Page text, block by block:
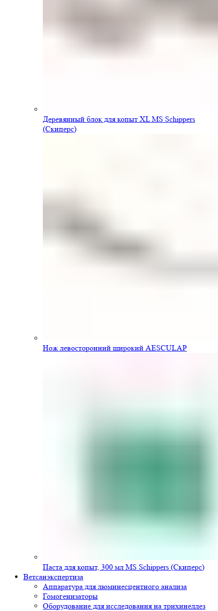
Деревянный блок для копыт XL MS Schippers
(Скиперс)
Нож левосторонний широкий AESCULAP
Паста для копыт, 300 мл MS Schippers (Скиперс)
Ветсанэкспертиза
Аппаратура для люминесцентного анализа
Гомогенизаторы
Оборудование для исследования на трихинеллез